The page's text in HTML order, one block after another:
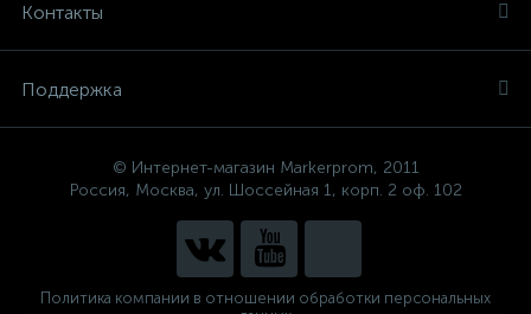
Контакты
Поддержка
© Интернет-магазин Markerprom, 2011
Россия, Москва, ул. Шоссейная 1, корп. 2 оф. 102
Политика компании в отношении обработки персональных